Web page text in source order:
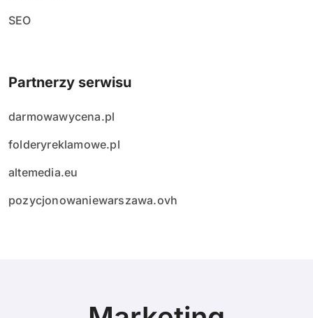
SEO
Partnerzy serwisu
darmowawycena.pl
folderyreklamowe.pl
altemedia.eu
pozycjonowaniewarszawa.ovh